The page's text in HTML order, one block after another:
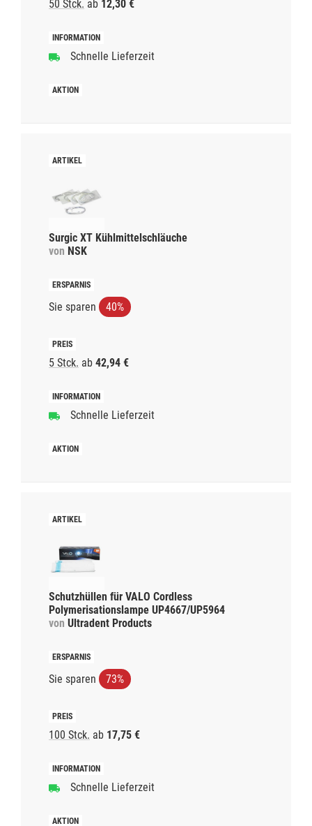
50 Stck. ab 12,30 €
Schnelle Lieferzeit
Surgic XT Kühlmittelschläuche
von NSK
Sie sparen 40%
5 Stck. ab 42,94 €
Schnelle Lieferzeit
Schutzhüllen für VALO Cordless
Polymerisationslampe UP4667/UP5964
von Ultradent Products
Sie sparen 73%
100 Stck. ab 17,75 €
Schnelle Lieferzeit